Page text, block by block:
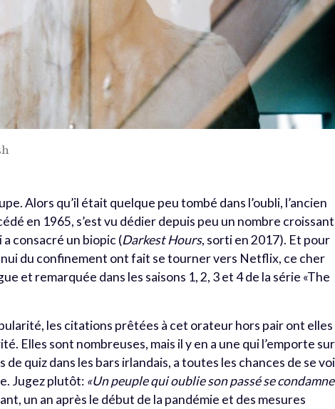
Alors qu’il était quelque peu tombé dans l’oubli, l’ancien
en 1965, s’est vu dédier depuis peu un nombre croissant
consacré un biopic (Darkest Hours, sorti en 2017). Et pour
du confinement ont fait se tourner vers Netflix, ce cher
et remarquée dans les saisons 1, 2, 3 et 4 de la série «The
les citations prêtées à cet orateur hors pair ont elles
Elles sont nombreuses, mais il y en a une qui l’emporte sur
quiz dans les bars irlandais, a toutes les chances de se
Jugez plutôt: «Un peuple qui oublie son passé se condamne
un an après le début de la pandémie et des mesures